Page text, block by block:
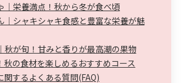
｜栄養満点！秋から冬が食べ頃
｜シャキシャキ食感と豊富な栄養が魅
秋が旬！甘みと香りが最高潮の果物
秋の食材を楽しめるおすすめコース
関するよくある質問(FAQ)